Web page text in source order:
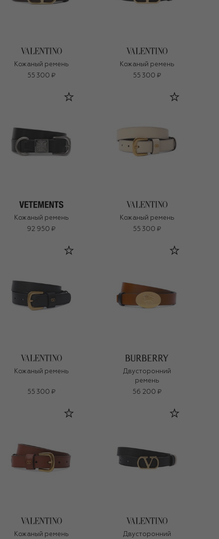
Кожаный ремень
55 300 ₽
Кожаный ремень
55 300 ₽
Кожаный ремень
92 950 ₽
Кожаный ремень
55 300 ₽
Кожаный ремень
55 300 ₽
Двусторонний
ремень
56 200 ₽
Кожаный ремень
Двусторонний